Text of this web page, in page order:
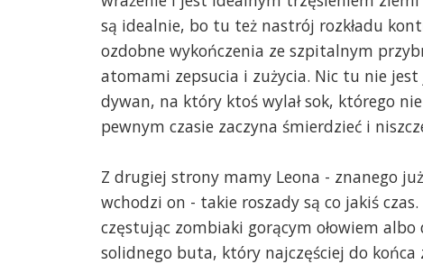
są idealnie, bo tu też nastrój rozkładu
ozdobne wykończenia ze szpitalnym
atomami zepsucia i zużycia. Nic tu nie
dywan, na który ktoś wylał sok, którego
pewnym czasie zaczyna śmierdzieć i
Z drugiej strony mamy Leona - znanego
wchodzi on - takie roszady są co jakiś
częstując zombiaki gorącym ołowiem
solidnego buta, który najczęściej do